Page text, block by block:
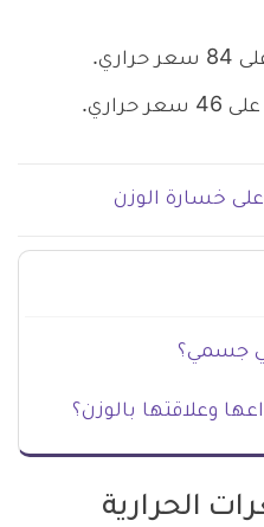
خسارة الوزن
جسمي؟
وعلاقتها بالوزن؟
الحرارية